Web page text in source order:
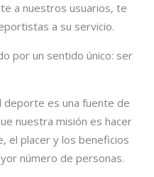
a nuestros usuarios, te
a su servicio.
por un sentido único: ser
deporte es una fuente de
nuestra misión es hacer
el placer y los beneficios
número de personas.